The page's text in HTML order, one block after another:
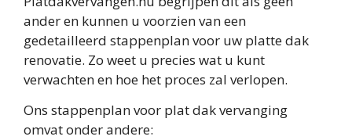
ander en kunnen u voorzien van een
gedetailleerd stappenplan voor uw platte dak
renovatie. Zo weet u precies wat u kunt
verwachten en hoe het proces zal verlopen.
Ons stappenplan voor plat dak vervanging
omvat onder andere: